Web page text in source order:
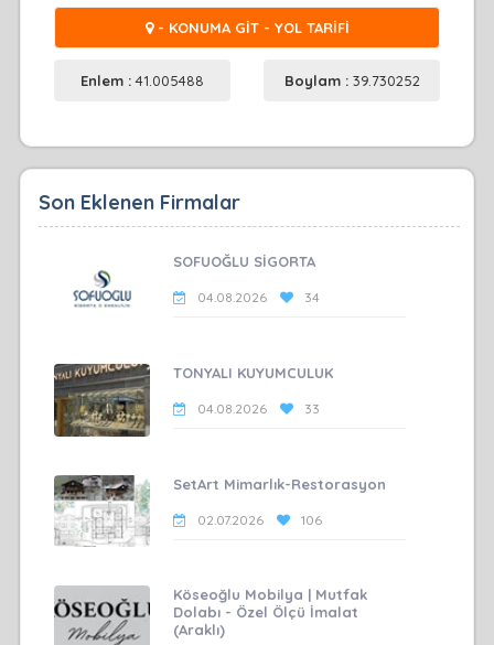
- KONUMA GİT - YOL TARİFİ
Enlem :41.005488 Boylam : 39.730252
Son Eklenen Firmalar
SOFUOĞLU SİGORTA
04.08.2026 34
TONYALI KUYUMCULUK
04.08.2026 33
SetArt Mimarlık-Restorasyon
02.07.2026 106
Köseoğlu Mobilya | Mutfak
Dolabı - Özel Ölçü İmalat
(Araklı)